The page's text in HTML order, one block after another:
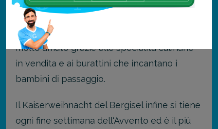
sfornati.
Il mercatino di piazza Wilten è piccolo, ma
molto amato grazie alle specialità culinarie
in vendita e ai burattini che incantano i
bambini di passaggio.
Il Kaiserweihnacht del Bergisel infine si tiene
ogni fine settimana dell'Avvento ed è il più